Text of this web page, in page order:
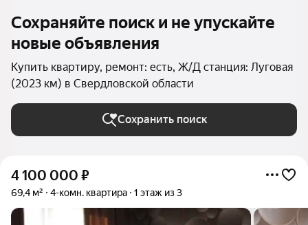
Сохраняйте поиск и не упускайте
новые объявления
Купить квартиру, ремонт: есть, Ж/Д станция: Луговая
(2023 км) в Свердловской области
Сохранить поиск
4 100 000 ₽
69,4 м² 4-комн. квартира 1 этаж из 3